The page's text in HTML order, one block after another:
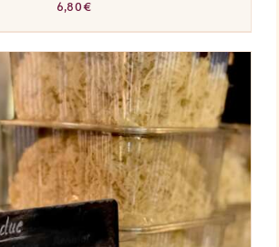
6,80€
AJOUTER AU PANIER
/